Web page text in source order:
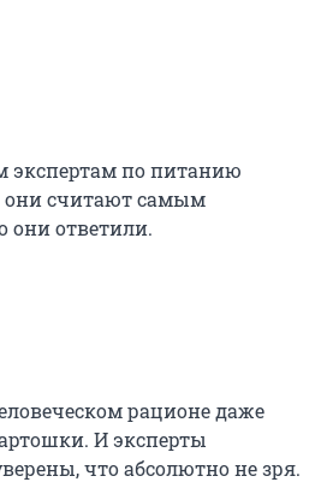
по питанию
они считают самым
они ответили.
рационе даже
И эксперты
что абсолютно не зря.